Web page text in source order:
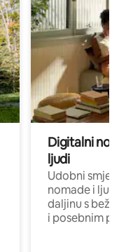
Digitalni
ljudi
Udobni
nomade i ljude
daljinu s
i posebnim